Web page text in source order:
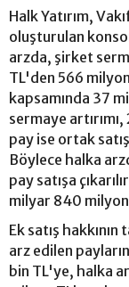
Halk Yatırım,
oluşturulan
arzda, şirket
TL'den 566
kapsamında 37
sermaye
pay ise ortak
Böylece halka
pay satışa
milyar 840
Ek satış hakkının
arz edilen
bin TL'ye, halka